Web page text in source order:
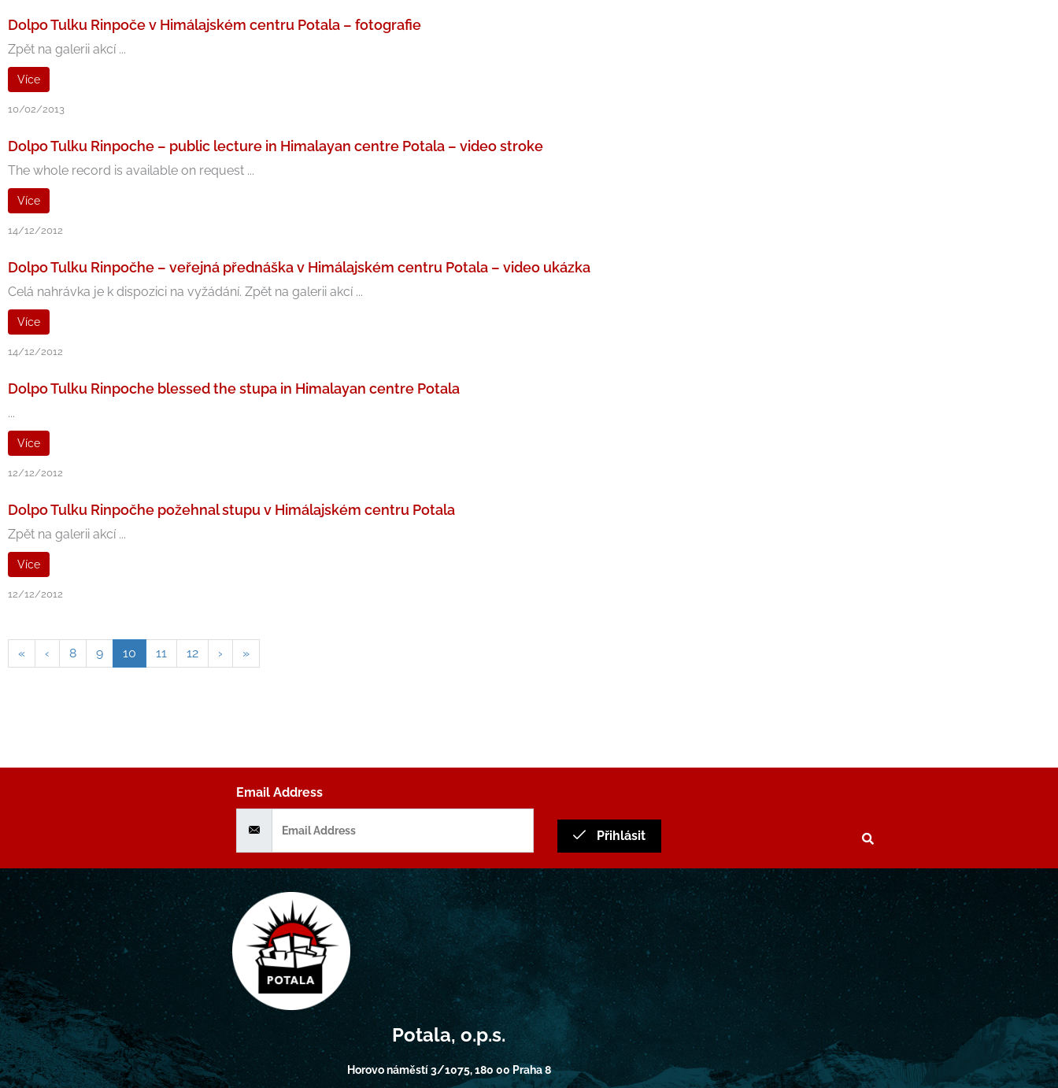
Dolpo Tulku Rinpoče v Himálajském centru Potala – fotografie
Zpět na galerii akcí ...
Více
10/02/2013
Dolpo Tulku Rinpoche – public lecture in Himalayan centre Potala – video stroke
The whole record is available on request ...
Více
14/12/2012
Dolpo Tulku Rinpočhe – veřejná přednáška v Himálajském centru Potala – video ukázka
Celá nahrávka je k dispozici na vyžádání. Zpět na galerii akcí ...
Více
14/12/2012
Dolpo Tulku Rinpoche blessed the stupa in Himalayan centre Potala
...
Více
12/12/2012
Dolpo Tulku Rinpočhe požehnal stupu v Himálajském centru Potala
Zpět na galerii akcí ...
Více
12/12/2012
« ‹ 8 9 10 11 12 › »
Email Address
Přihlásit
Potala, o.p.s.
Horovo náměstí 3/1075, 180 00 Praha 8